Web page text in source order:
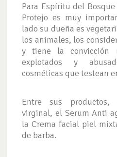
Para Espíritu del
Protejo es muy
lado su dueña es
los animales, los
y tiene la convicción
explotados y
cosméticas que testean
Entre sus productos,
virginal, el Serum Anti
la Crema facial piel
de barba.